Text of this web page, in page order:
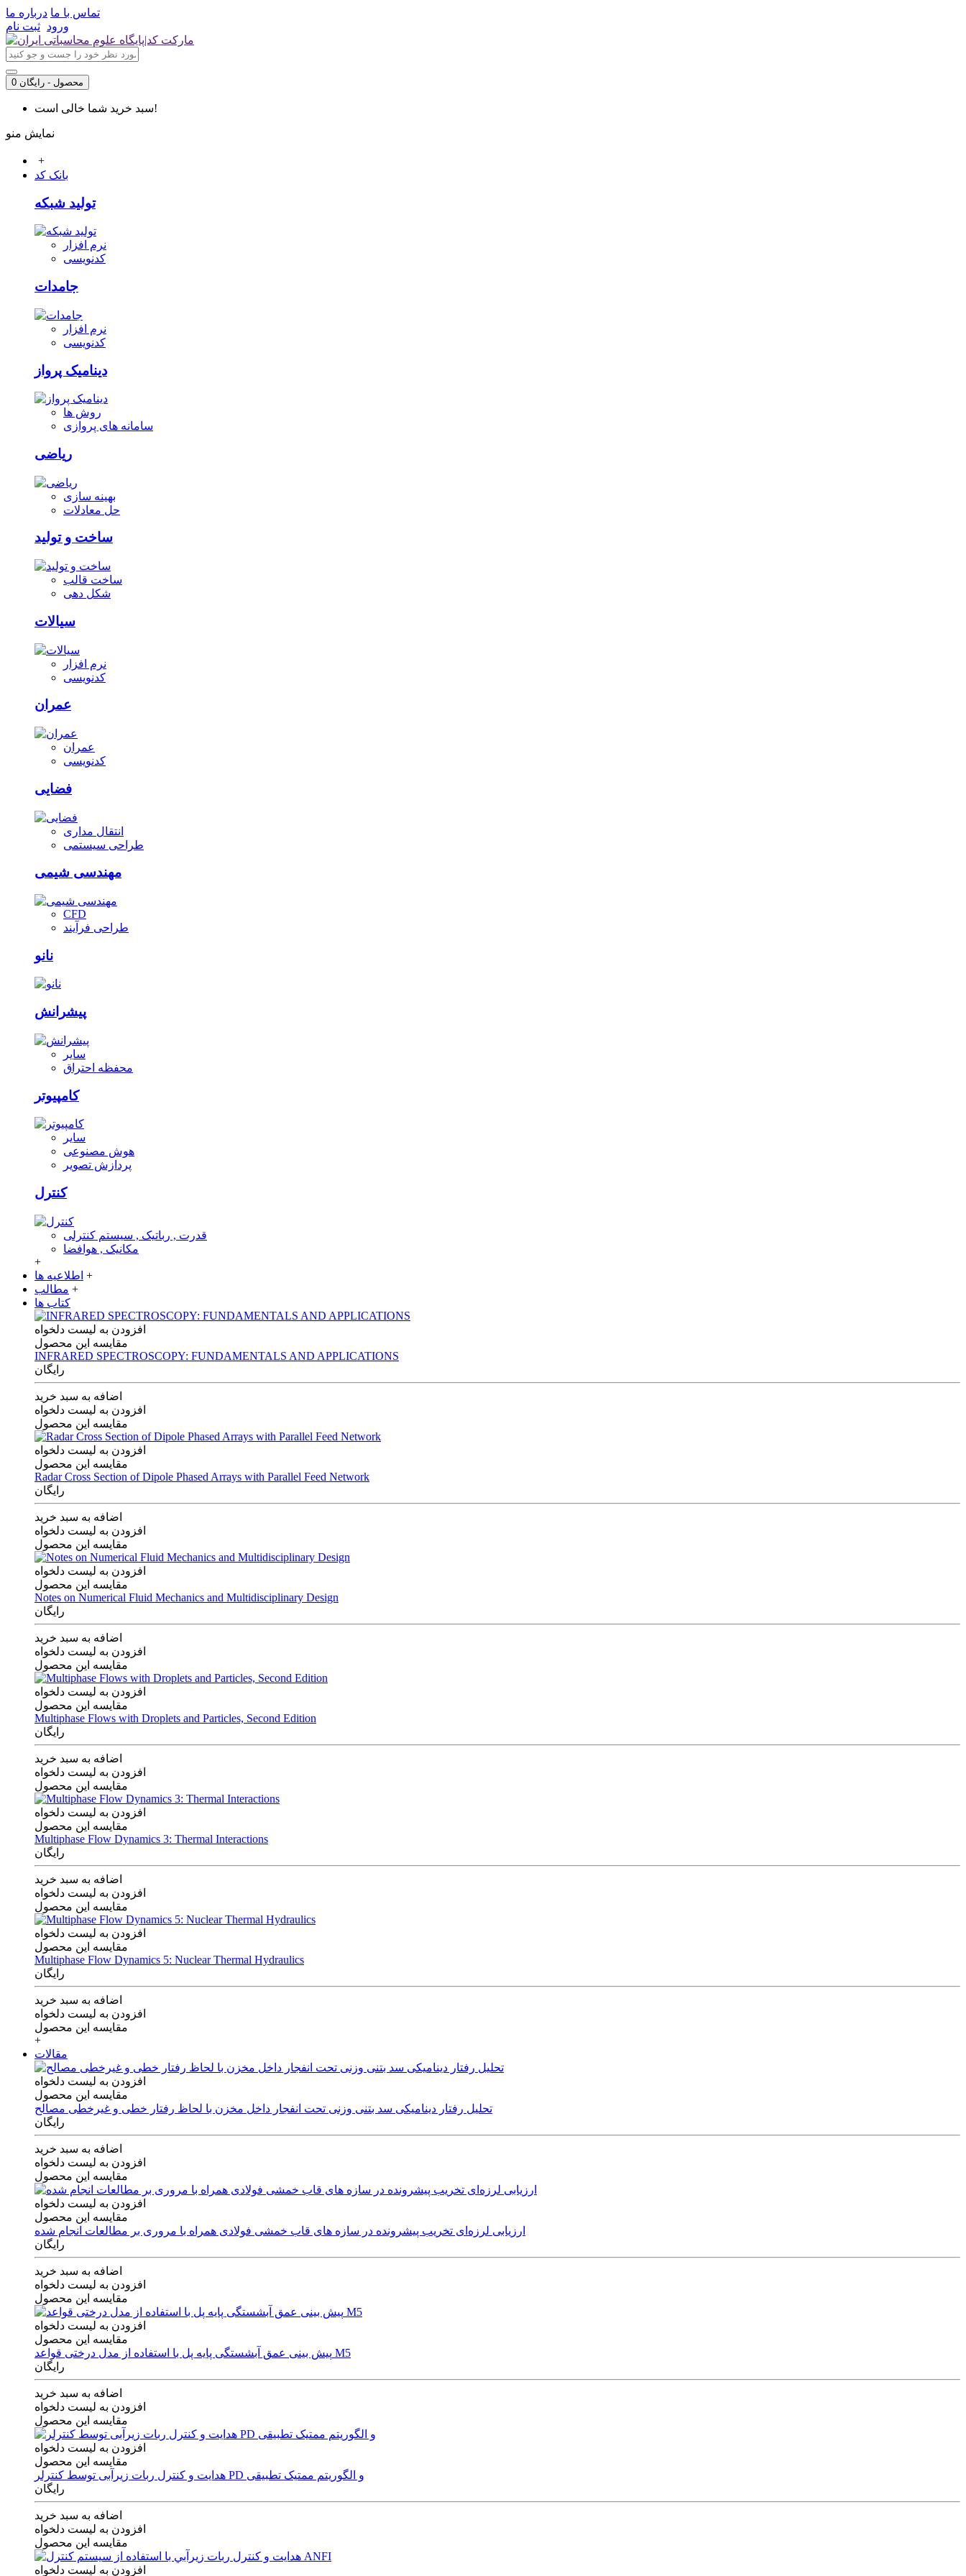
تماس با ما درباره ما
ورود ثبت نام
0 محصول - رایگان
سبد خرید شما خالی است!
نمایش منو
+
بانک کد
تولید شبکه
نرم افزار
کدنویسی
جامدات
نرم افزار
کدنویسی
دینامیک پرواز
روش ها
سامانه های پروازی
ریاضی
بهینه سازی
حل معادلات
ساخت و تولید
ساخت قالب
شکل دهی
سیالات
نرم افزار
کدنویسی
عمران
عمران
کدنویسی
فضایی
انتقال مداری
طراحی سیستمی
مهندسی شیمی
CFD
طراحی فرآیند
نانو
پیشرانش
سایر
محفظه احتراق
کامپیوتر
سایر
هوش مصنوعی
پردازش تصویر
کنترل
قدرت , رباتیک , سیستم کنترلی
مکانیک , هوافضا
+
اطلاعیه ها +
مطالب +
کتاب ها
افزودن به لیست دلخواه
مقایسه این محصول
INFRARED SPECTROSCOPY: FUNDAMENTALS AND APPLICATIONS
رایگان
اضافه به سبد خرید
افزودن به لیست دلخواه
مقایسه این محصول
افزودن به لیست دلخواه
مقایسه این محصول
Radar Cross Section of Dipole Phased Arrays with Parallel Feed Network
رایگان
اضافه به سبد خرید
افزودن به لیست دلخواه
مقایسه این محصول
افزودن به لیست دلخواه
مقایسه این محصول
Notes on Numerical Fluid Mechanics and Multidisciplinary Design
رایگان
اضافه به سبد خرید
افزودن به لیست دلخواه
مقایسه این محصول
افزودن به لیست دلخواه
مقایسه این محصول
Multiphase Flows with Droplets and Particles, Second Edition
رایگان
اضافه به سبد خرید
افزودن به لیست دلخواه
مقایسه این محصول
افزودن به لیست دلخواه
مقایسه این محصول
Multiphase Flow Dynamics 3: Thermal Interactions
رایگان
اضافه به سبد خرید
افزودن به لیست دلخواه
مقایسه این محصول
افزودن به لیست دلخواه
مقایسه این محصول
Multiphase Flow Dynamics 5: Nuclear Thermal Hydraulics
رایگان
اضافه به سبد خرید
افزودن به لیست دلخواه
مقایسه این محصول
+
مقالات
افزودن به لیست دلخواه
مقایسه این محصول
تحلیل رفتار دینامیکی سد بتنی وزنی تحت انفجار داخل مخزن با لحاظ رفتار خطی و غیرخطی مصالح
رایگان
اضافه به سبد خرید
افزودن به لیست دلخواه
مقایسه این محصول
افزودن به لیست دلخواه
مقایسه این محصول
ارزیابی لرزه‌ای تخریب پیشرونده در سازه های قاب خمشی فولادی همراه با مروری بر مطالعات انجام شده
رایگان
اضافه به سبد خرید
افزودن به لیست دلخواه
مقایسه این محصول
افزودن به لیست دلخواه
مقایسه این محصول
پیش بینی عمق آبشستگی پایه پل با استفاده از مدل درختی قواعد M5
رایگان
اضافه به سبد خرید
افزودن به لیست دلخواه
مقایسه این محصول
افزودن به لیست دلخواه
مقایسه این محصول
هدایت و کنترل ربات زیرآبی توسط کنترلر PD و الگوریتم ممتیک تطبیقی
رایگان
اضافه به سبد خرید
افزودن به لیست دلخواه
مقایسه این محصول
افزودن به لیست دلخواه